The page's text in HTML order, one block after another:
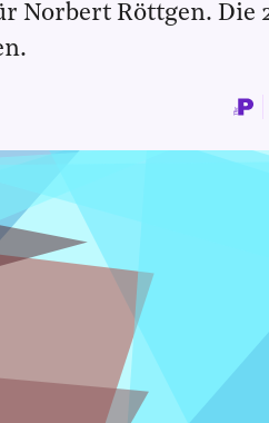
Norbert Röttgen. Die